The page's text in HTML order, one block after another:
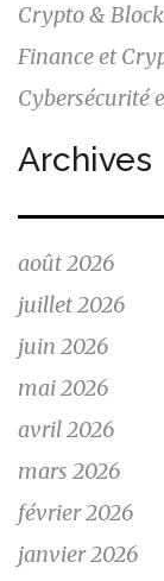
Crypto &
Finance et
Cybersécurité
Archives
août 2026
juillet 2026
juin 2026
mai 2026
avril 2026
mars 2026
février 2026
janvier 2026